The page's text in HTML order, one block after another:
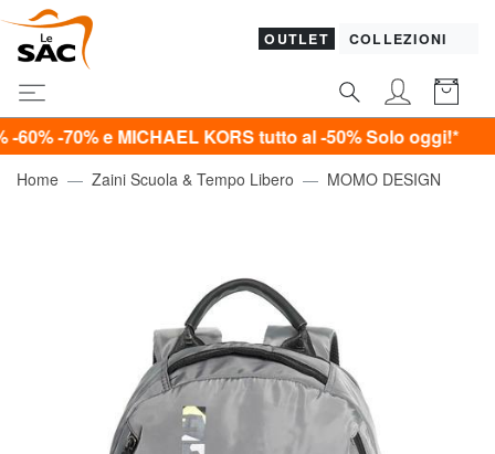
OUTLET COLLEZIONI
e MICHAEL KORS tutto al -50%Solo oggi!*
Home Zaini Scuola & Tempo Libero MOMO DESIGN